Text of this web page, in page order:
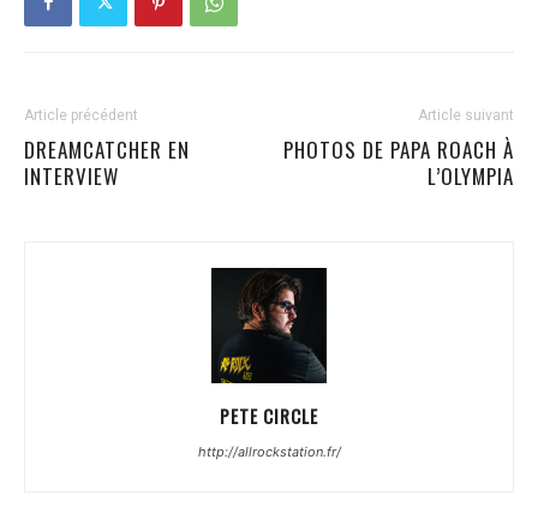
Article précédent
DREAMCATCHER EN
INTERVIEW
Article suivant
PHOTOS DE PAPA ROACH À
L’OLYMPIA
PETE CIRCLE
http://allrockstation.fr/